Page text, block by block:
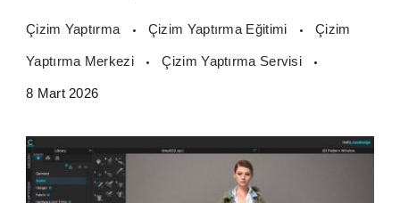
Çizim Yaptırma Çizim Yaptırma Eğitimi Çizim
Yaptırma Merkezi Çizim Yaptırma Servisi
8 Mart 2026